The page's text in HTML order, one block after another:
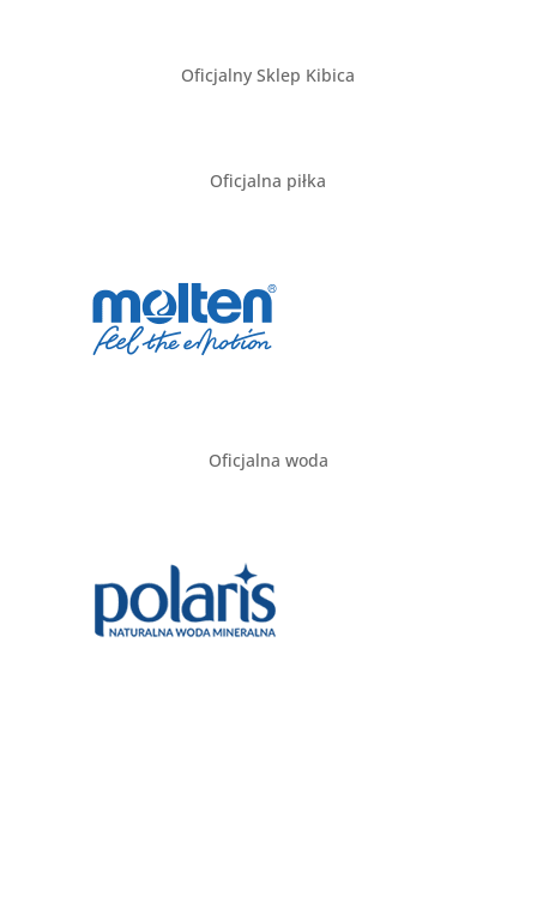
Oficjalny Sklep Kibica
Oficjalna piłka
Oficjalna woda